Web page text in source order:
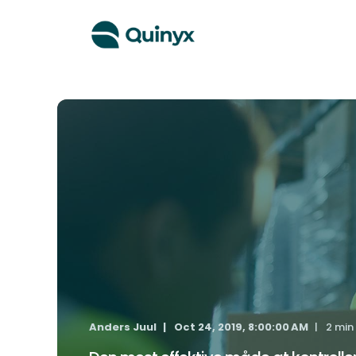
Anders Juul Oct 24, 2019, 8:00:00 AM 2